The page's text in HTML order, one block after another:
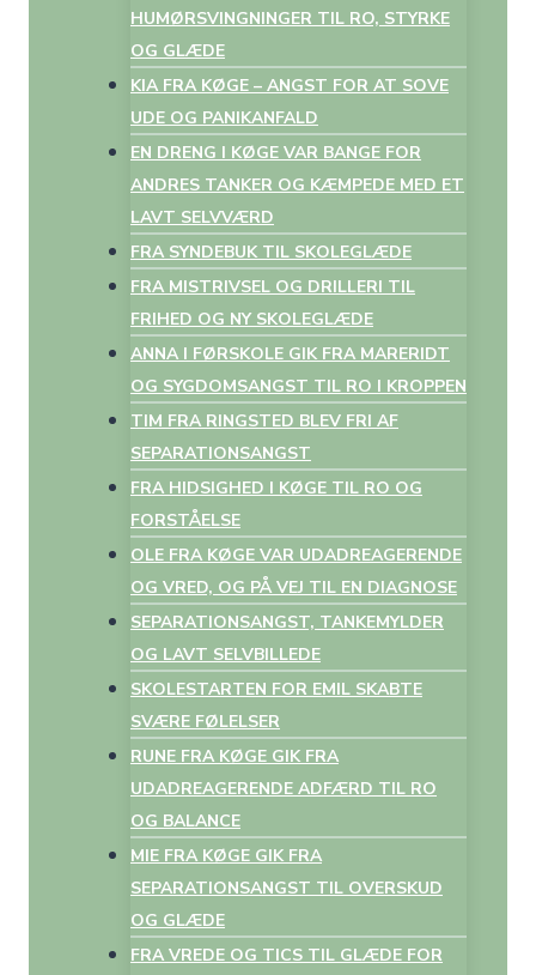
HUMØRSVINGNINGER TIL RO, STYRKE
OG GLÆDE
KIA FRA KØGE – ANGST FOR AT SOVE
UDE OG PANIKANFALD
EN DRENG I KØGE VAR BANGE FOR
ANDRES TANKER OG KÆMPEDE MED ET
LAVT SELVVÆRD
FRA SYNDEBUK TIL SKOLEGLÆDE
FRA MISTRIVSEL OG DRILLERI TIL
FRIHED OG NY SKOLEGLÆDE
ANNA I FØRSKOLE GIK FRA MARERIDT
OG SYGDOMSANGST TIL RO I KROPPEN
TIM FRA RINGSTED BLEV FRI AF
SEPARATIONSANGST
FRA HIDSIGHED I KØGE TIL RO OG
FORSTÅELSE
OLE FRA KØGE VAR UDADREAGERENDE
OG VRED, OG PÅ VEJ TIL EN DIAGNOSE
SEPARATIONSANGST, TANKEMYLDER
OG LAVT SELVBILLEDE
SKOLESTARTEN FOR EMIL SKABTE
SVÆRE FØLELSER
RUNE FRA KØGE GIK FRA
UDADREAGERENDE ADFÆRD TIL RO
OG BALANCE
MIE FRA KØGE GIK FRA
SEPARATIONSANGST TIL OVERSKUD
OG GLÆDE
FRA VREDE OG TICS TIL GLÆDE FOR